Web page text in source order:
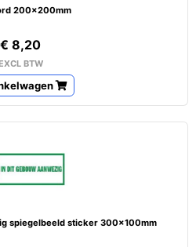
200x200mm
€ 8,20
BTW
spiegelbeeld sticker 300x100mm